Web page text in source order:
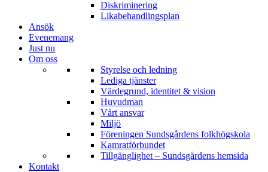
Diskriminering
Likabehandlingsplan
Ansök
Evenemang
Just nu
Om oss
Styrelse och ledning
Lediga tjänster
Värdegrund, identitet & vision
Huvudman
Vårt ansvar
Miljö
Föreningen Sundsgårdens folkhögskola
Kamratförbundet
Tillgänglighet – Sundsgårdens hemsida
Kontakt